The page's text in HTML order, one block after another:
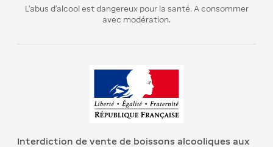
L’abus d’alcool est dangereux pour la santé. A consommer
avec modération.
Interdiction de vente de boissons alcooliques aux